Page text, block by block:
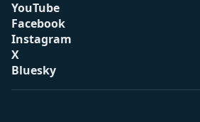
YouTube
Facebook
Instagram
X
Bluesky